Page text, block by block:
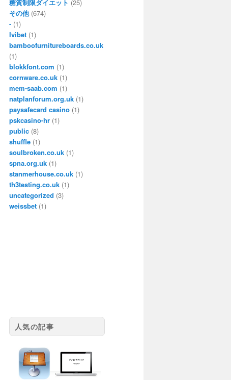
糖質制限ダイエット (25)
その他(674)
- (1)
Ivibet (1)
bamboofurnitureboards.co.uk
(1)
blokkfont.com (1)
cornware.co.uk (1)
mem-saab.com (1)
natplanforum.org.uk (1)
paysafecard casino (1)
pskcasino-hr (1)
public (8)
shuffle (1)
soulbroken.co.uk (1)
spna.org.uk (1)
stanmerhouse.co.uk (1)
th3testing.co.uk (1)
uncategorized (3)
weissbet (1)
人気の記事